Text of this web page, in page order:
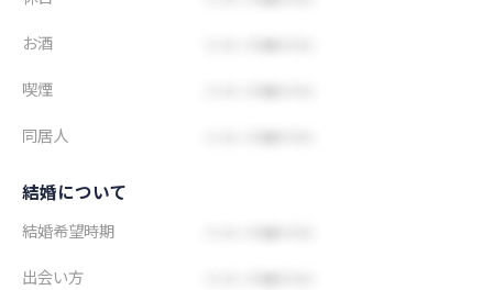
お酒
喫煙
同居人
結婚について
結婚希望時期
出会い方